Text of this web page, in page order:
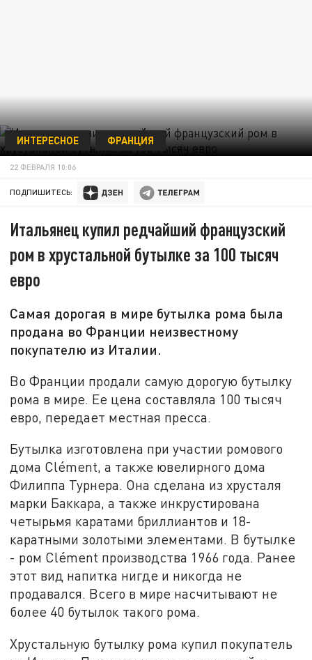
ИНТЕРЕСНОЕ ФРАНЦИЯ
22 ФЕВРАЛЯ 10:06
ПОДПИШИТЕСЬ:
Итальянец купил редчайший французский
ром в хрустальной бутылке за 100 тысяч
евро
Самая дорогая в мире бутылка рома была
продана во Франции неизвестному
покупателю из Италии.
Во Франции продали самую дорогую бутылку
рома в мире. Ее цена составляла 100 тысяч
евро, передает местная пресса.
Бутылка изготовлена при участии ромового
дома Clément, а также ювелирного дома
Филиппа Турнера. Она сделана из хрусталя
марки Баккара, а также инкрустирована
четырьмя каратами бриллиантов и 18-
каратными золотыми элементами. В бутылке
- ром Clément производства 1966 года. Ранее
этот вид напитка нигде и никогда не
продавался. Всего в мире насчитывают не
более 40 бутылок такого рома.
Хрустальную бутылку рома купил покупатель